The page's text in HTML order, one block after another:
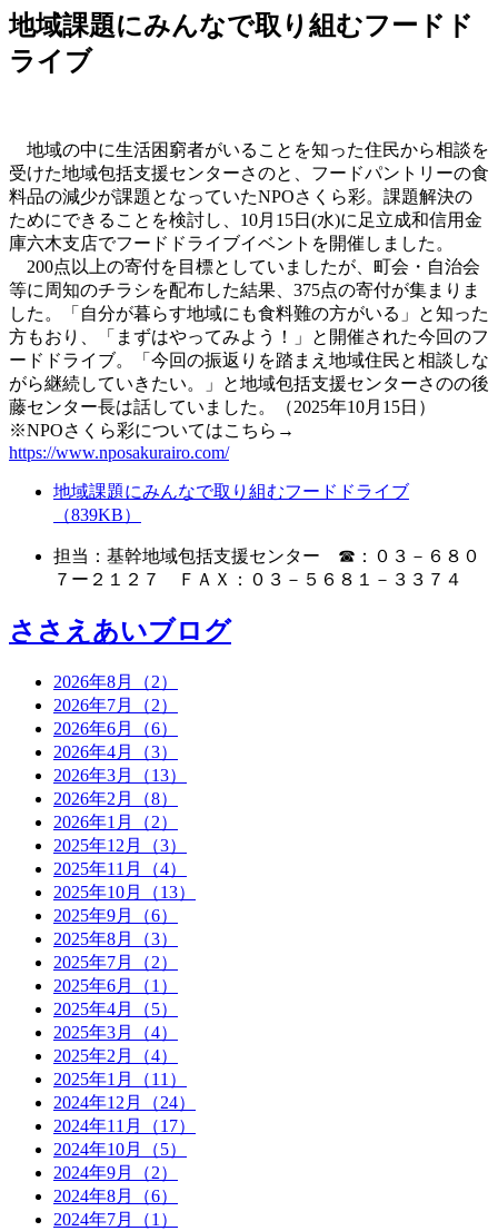
地域課題にみんなで取り組むフードド
ライブ
地域の中に生活困窮者がいることを知った住民から相談を
受けた地域包括支援センターさのと、フードパントリーの食
料品の減少が課題となっていたNPOさくら彩。課題解決の
ためにできることを検討し、10月15日(水)に足立成和信用金
庫六木支店でフードドライブイベントを開催しました。
200点以上の寄付を目標としていましたが、町会・自治会
等に周知のチラシを配布した結果、375点の寄付が集まりま
した。「自分が暮らす地域にも食料難の方がいる」と知った
方もおり、「まずはやってみよう！」と開催された今回のフ
ードドライブ。「今回の振返りを踏まえ地域住民と相談しな
がら継続していきたい。」と地域包括支援センターさのの後
藤センター長は話していました。（2025年10月15日）
※NPOさくら彩についてはこちら→
https://www.nposakurairo.com/
地域課題にみんなで取り組むフードドライブ
（839KB）
担当：基幹地域包括支援センター ☎：０３－６８０
７ー２１２７ ＦＡＸ：０３－５６８１－３３７４
ささえあいブログ
2026年8月（2）
2026年7月（2）
2026年6月（6）
2026年4月（3）
2026年3月（13）
2026年2月（8）
2026年1月（2）
2025年12月（3）
2025年11月（4）
2025年10月（13）
2025年9月（6）
2025年8月（3）
2025年7月（2）
2025年6月（1）
2025年4月（5）
2025年3月（4）
2025年2月（4）
2025年1月（11）
2024年12月（24）
2024年11月（17）
2024年10月（5）
2024年9月（2）
2024年8月（6）
2024年7月（1）